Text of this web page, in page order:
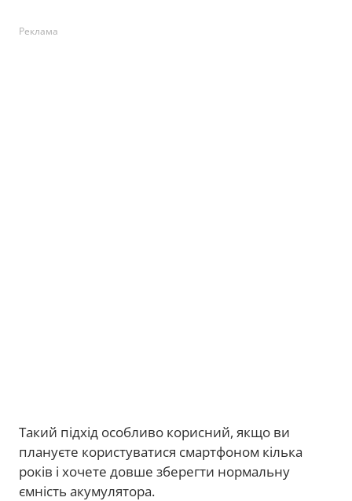
Реклама
Такий підхід особливо корисний, якщо ви
плануєте користуватися смартфоном кілька
років і хочете довше зберегти нормальну
ємність акумулятора.